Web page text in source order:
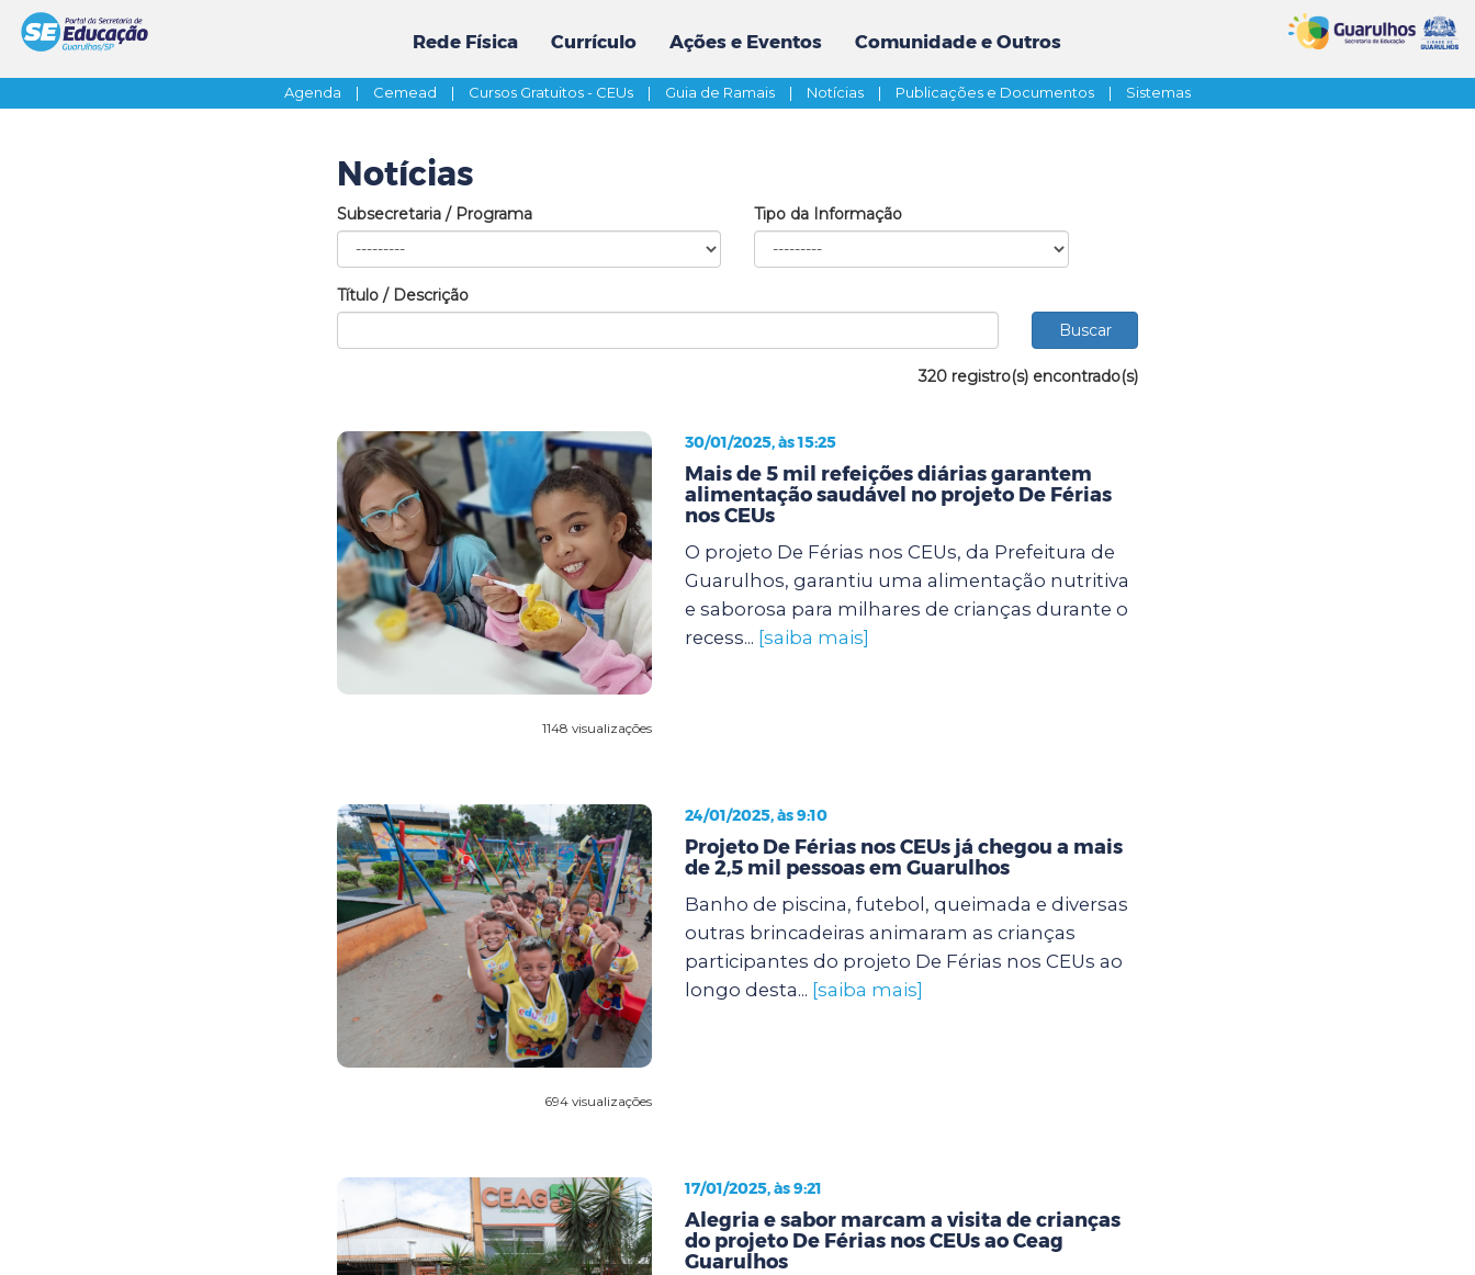
Rede Física Currículo Ações e Eventos Comunidade e Outros
Agenda | Cemead | Cursos Gratuitos - CEUs | Guia de Ramais | Notícias | Publicações e Documentos | Sistemas
Notícias
Subsecretaria / Programa Tipo da Informação
Título / Descrição
320 registro(s) encontrado(s)
1148 visualizações
30/01/2025, às 15:25
Mais de 5 mil refeições diárias garantem
alimentação saudável no projeto De Férias
nos CEUs
O projeto De Férias nos CEUs, da Prefeitura de
Guarulhos, garantiu uma alimentação nutritiva
e saborosa para milhares de crianças durante o
recess... [saiba mais]
694 visualizações
24/01/2025, às 9:10
Projeto De Férias nos CEUs já chegou a mais
de 2,5 mil pessoas em Guarulhos
Banho de piscina, futebol, queimada e diversas
outras brincadeiras animaram as crianças
participantes do projeto De Férias nos CEUs ao
longo desta... [saiba mais]
17/01/2025, às 9:21
Alegria e sabor marcam a visita de crianças
do projeto De Férias nos CEUs ao Ceag
Guarulhos